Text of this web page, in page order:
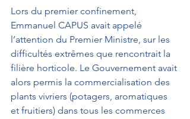
Lors du premier confinement,
Emmanuel CAPUS avait appelé
l’attention du Premier Ministre, sur les
difficultés extrêmes que rencontrait la
filière horticole. Le Gouvernement avait
alors permis la commercialisation des
plants vivriers (potagers, aromatiques
et fruitiers) dans tous les commerces